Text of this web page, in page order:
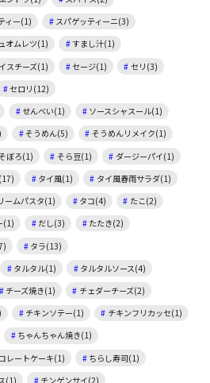
ィー(1)
スパゲッティーニ(3)
オムレツ(1)
すまし汁(1)
スチーズ(1) セージ(1)
セリ(3)
セロリ(12)
せんべい(1)
ソースシャスール(1)
そうめん(5)
そうめんリメイク(1)
ぼろ(1) そら豆(1)
ダージーパイ(1)
タイ風(1)
タイ風春雨サラダ(1)
ームパスタ(1) タコ(4)
たこ(2)
(1)
だし(3)
たたき(2)
タラ(13)
タルタル(1)
タルタルソース(4)
チーズ焼き(1)
チェダーチーズ(2)
チキンソテー(1)
チキンフリカッセ(1)
ちゃんちゃん焼き(1)
レートケーキ(1)
ちらし寿司(1)
(1) チンゲンサイ(2)